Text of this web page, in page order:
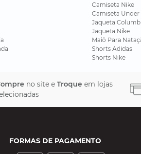
Camiseta Nike
Camiseta
Jaqueta
Jaqueta Nike
Maiô Para
Shorts Adidas
Shorts Nike
no site e Troque em lojas
FORMAS DE PAGAMENTO